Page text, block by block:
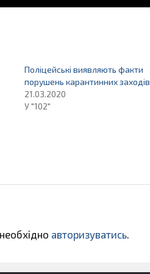
Поліцейські виявляють факти
порушень карантинних заходів
21.03.2020
У "102"
авторизуватись